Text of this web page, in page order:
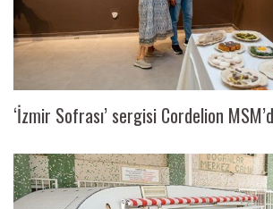
‘İzmir Sofrası’ sergisi Cordelion